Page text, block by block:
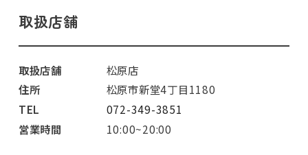
取扱店舗
取扱店舗
松原店
住所
松原市新堂4丁目1180
TEL
072-349-3851
営業時間
10:00~20:00